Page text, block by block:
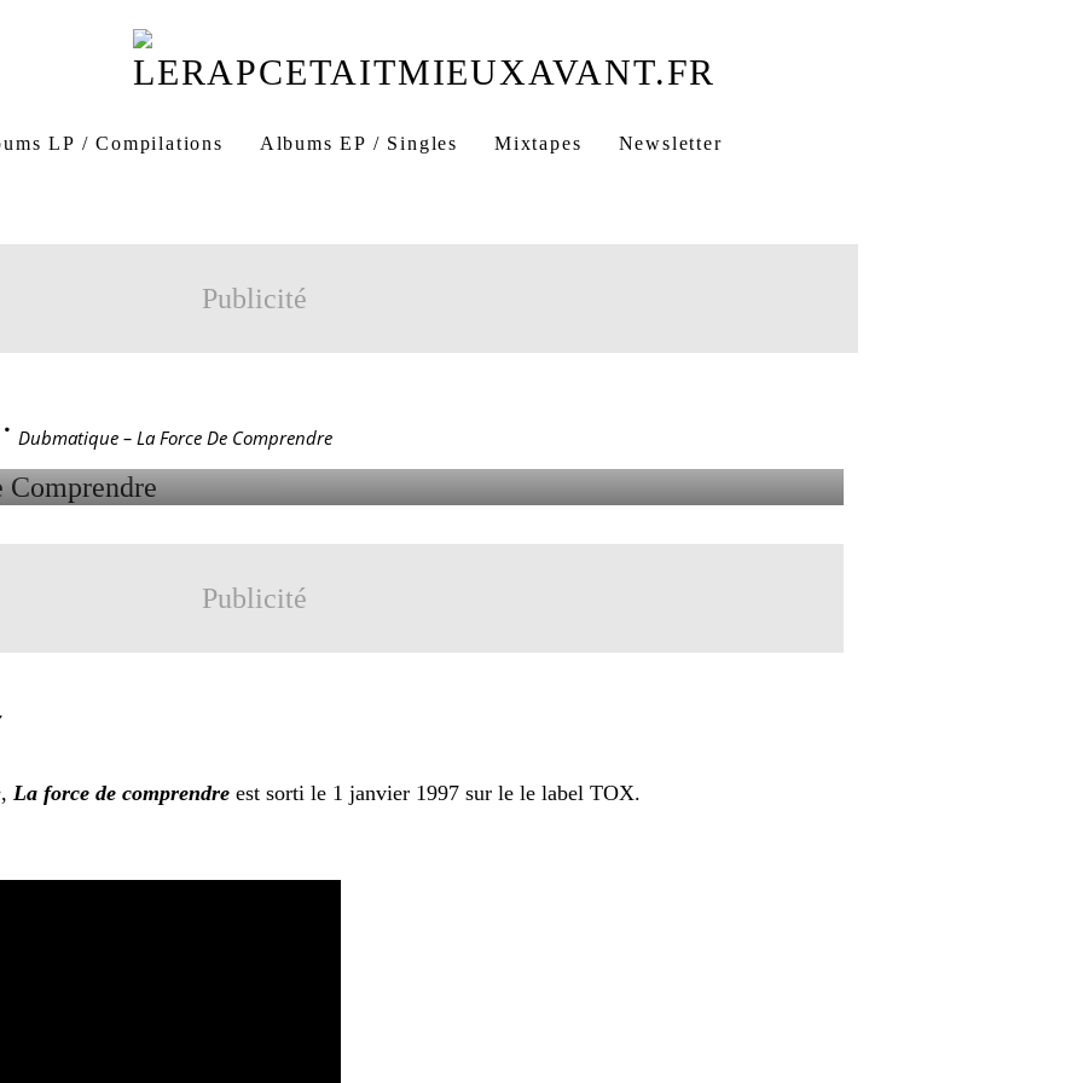
LP / Compilations Albums EP / Singles Mixtapes Newsletter
Publicité
> Dubmatique – La Force De Comprendre
– LA FORCE DE
Publicité
, La force de comprendre est sorti le 1 janvier 1997 sur le le label TOX.